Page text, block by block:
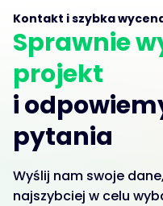
Kontakt i szybka
Sprawnie
projekt
i
pytania
Wyślij nam swoje
najszybciej w celu